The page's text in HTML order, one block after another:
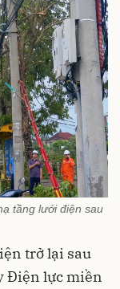
tầng lưới điện sau
trở lại sau
Điện lực miền